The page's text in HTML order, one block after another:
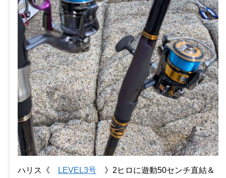
ハリス《 LEVEL3号 》2ヒロに遊動50センチ直結＆